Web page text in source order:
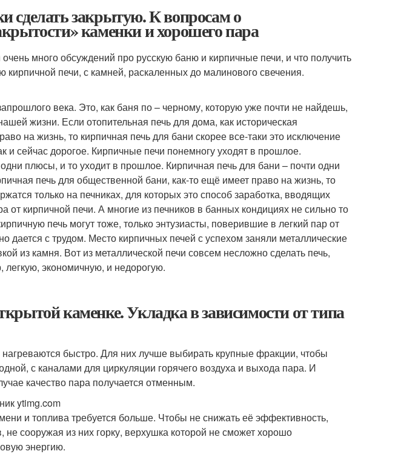
сделать закрытую. К вопросам о
каменки и хорошего пара
много обсуждений про русскую баню и кирпичные печи, и что получить
печи, с камней, раскаленных до малинового свечения.
века. Это, как баня по – черному, которую уже почти не найдешь,
жизни. Если отопительная печь для дома, как историческая
на жизнь, то кирпичная печь для бани скорее все-таки это исключение
и сейчас дорогое. Кирпичные печи понемногу уходят в прошлое.
плюсы, и то уходит в прошлое. Кирпичная печь для бани – почти одни
печь для общественной бани, как-то ещё имеет право на жизнь, то
только на печниках, для которых это способ заработка, вводящих
от кирпичной печи. А многие из печников в банных кондициях не сильно то
печь могут тоже, только энтузиасты, поверившие в легкий пар от
дается с трудом. Место кирпичных печей с успехом заняли металлические
из камня. Вот из металлической печи совсем несложно сделать печь,
экономичную, и недорогую.
каменке. Укладка в зависимости от типа
нагреваются быстро. Для них лучше выбирать крупные фракции, чтобы
с каналами для циркуляции горячего воздуха и выхода пара. И
качество пара получается отменным.
ytimg.com
и топлива требуется больше. Чтобы не снижать её эффективность,
сооружая из них горку, верхушка которой не сможет хорошо
энергию.